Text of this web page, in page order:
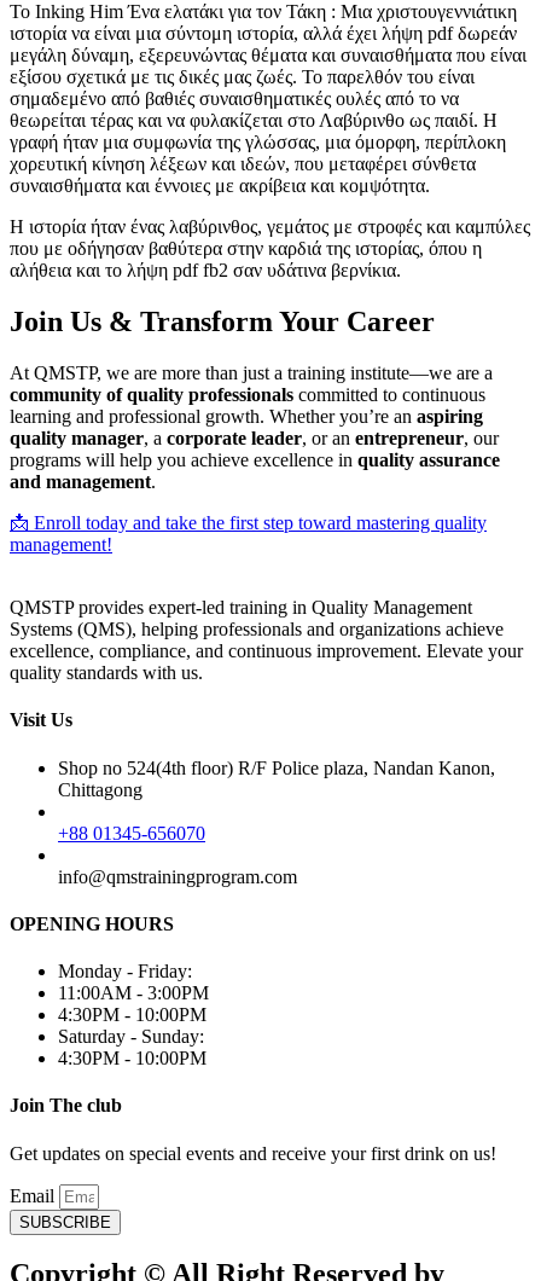
Το Inking Him Ένα ελατάκι για τον Τάκη : Μια χριστουγεννιάτικη
ιστορία να είναι μια σύντομη ιστορία, αλλά έχει λήψη pdf δωρεάν
μεγάλη δύναμη, εξερευνώντας θέματα και συναισθήματα που είναι
εξίσου σχετικά με τις δικές μας ζωές. Το παρελθόν του είναι
σημαδεμένο από βαθιές συναισθηματικές ουλές από το να
θεωρείται τέρας και να φυλακίζεται στο Λαβύρινθο ως παιδί. Η
γραφή ήταν μια συμφωνία της γλώσσας, μια όμορφη, περίπλοκη
χορευτική κίνηση λέξεων και ιδεών, που μεταφέρει σύνθετα
συναισθήματα και έννοιες με ακρίβεια και κομψότητα.
Η ιστορία ήταν ένας λαβύρινθος, γεμάτος με στροφές και καμπύλες
που με οδήγησαν βαθύτερα στην καρδιά της ιστορίας, όπου η
αλήθεια και το λήψη pdf fb2 σαν υδάτινα βερνίκια.
Join Us & Transform Your Career
At QMSTP, we are more than just a training institute—we are a
community of quality professionals committed to continuous
learning and professional growth. Whether you’re an aspiring
quality manager, a corporate leader, or an entrepreneur, our
programs will help you achieve excellence in quality assurance
and management.
📩 Enroll today and take the first step toward mastering quality
management!
QMSTP provides expert-led training in Quality Management
Systems (QMS), helping professionals and organizations achieve
excellence, compliance, and continuous improvement. Elevate your
quality standards with us.
Visit Us
Shop no 524(4th floor) R/F Police plaza, Nandan Kanon,
Chittagong
+88 01345-656070
info@qmstrainingprogram.com
OPENING HOURS
Monday - Friday:
11:00AM - 3:00PM
4:30PM - 10:00PM
Saturday - Sunday:
4:30PM - 10:00PM
Join The club
Get updates on special events and receive your first drink on us!
Email
SUBSCRIBE
Copyright © All Right Reserved by